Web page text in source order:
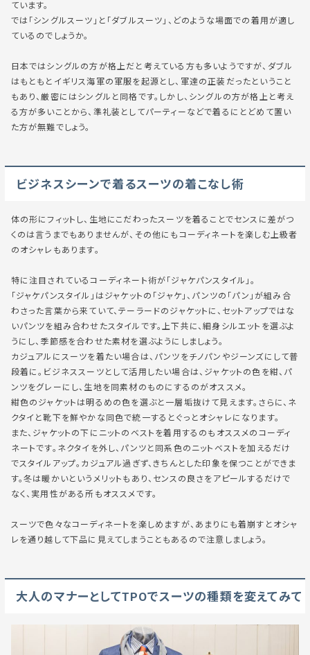
ています。
では「シングルスーツ」と「ダブルスーツ」、どのような場面での着用が適し
ているのでしょうか。
日本ではシングルの方が格上だと考えている方も多いようですが、ダブル
はもともとイギリス海軍の軍服を起源とし、軍達の正装だったということ
もあり、厳密には シングルと同格 です。しかし、シングルの方が格上と考え
る方が多いことから、準礼装としてパーティーなどで着るにとどめて置い
た方が無難でしょう。
ビジネスシーンで着るスーツの着こなし術
体の形にフィットし、生地にこだわったスーツを着ることでセンスに差がつ
くのは言うまでもありませんが、その他にもコーディネートを楽しむ上級者
のオシャレもあります。
特に注目されているコーディネート術が「ジャケパンスタイル」。
「ジャケパンスタイル」はジャケットの「ジャケ」、パンツの「パン」が組み合
わさった言葉から来ていて、テーラードのジャケットに、セットアップではな
いパンツを組み合わせたスタイルです。上下共に、細身シルエットを選ぶよ
うにし、 季節感を合わせた素材を選ぶようにしましょう。
カジュアルにスーツを着たい場合は、パンツをチノパンやジーンズにして普
段着 に。ビジネススーツとして活用したい場合は、ジャケットの色を紺、パ
ンツをグレーにし、 生地を同素材のものにする のがオススメ。
紺色のジャケットは明るめの色を選ぶと一層垢抜けて見えます。さらに、ネ
クタイと靴下を鮮やかな同色で統一するとぐっとオシャレになります。
また、 ジャケットの下にニットのベストを着用するのもオススメのコーディ
ネートです。ネクタイを外し、パンツと同系色のニットベストを加えるだけ
でスタイルアップ。カジュアル過ぎず、きちんとした印象を保つことができま
す。冬は暖かいというメリットもあり、センスの良さをアピールするだけで
なく、実用性がある所もオススメです。
スーツで色々なコーディネートを楽しめますが、あまりにも着崩すとオシャ
レを通り越して下品に見えてしまうこともあるので注意 しましょう。
大人のマナーとしてTPOでスーツの種類を変えてみて